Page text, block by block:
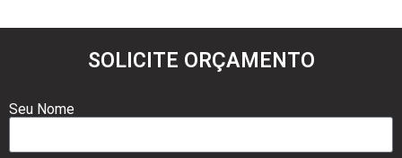
SOLICITE ORÇAMENTO
Seu Nome